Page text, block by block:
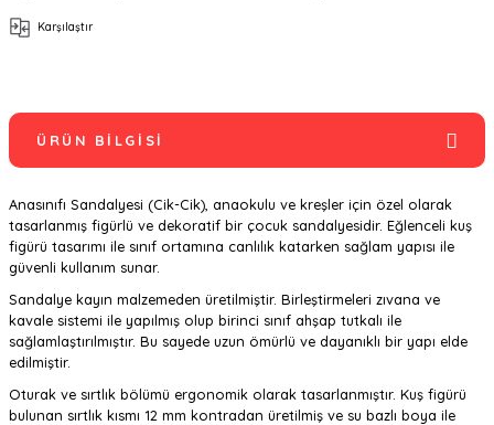
Karşılaştır
ÜRÜN BILGISI
Anasınıfı Sandalyesi (Cik-Cik), anaokulu ve kreşler için özel olarak
tasarlanmış figürlü ve dekoratif bir çocuk sandalyesidir. Eğlenceli kuş
figürü tasarımı ile sınıf ortamına canlılık katarken sağlam yapısı ile
güvenli kullanım sunar.
Sandalye kayın malzemeden üretilmiştir. Birleştirmeleri zıvana ve
kavale sistemi ile yapılmış olup birinci sınıf ahşap tutkalı ile
sağlamlaştırılmıştır. Bu sayede uzun ömürlü ve dayanıklı bir yapı elde
edilmiştir.
Oturak ve sırtlık bölümü ergonomik olarak tasarlanmıştır. Kuş figürü
bulunan sırtlık kısmı 12 mm kontradan üretilmiş ve su bazlı boya ile